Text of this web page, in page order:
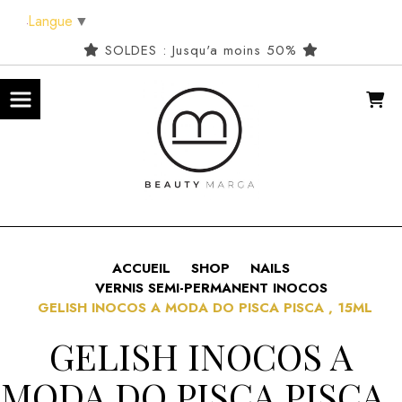
SOLDES : Jusqu'a moins 50%
ACCUEIL SHOP
NAILS
VERNIS SEMI-PERMANENT INOCOS
GELISH INOCOS A MODA DO PISCA PISCA , 15ML
GELISH INOCOS A
Langue ▼